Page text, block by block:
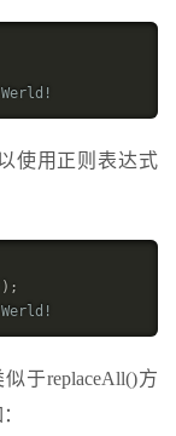
使用正则表达式
) ;
于replaceAll()方